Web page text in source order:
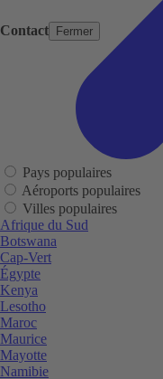
Contact Fermer
Pays populaires
Aéroports populaires
Villes populaires
Afrique du Sud
Botswana
Cap-Vert
Égypte
Kenya
Lesotho
Maroc
Maurice
Mayotte
Namibie